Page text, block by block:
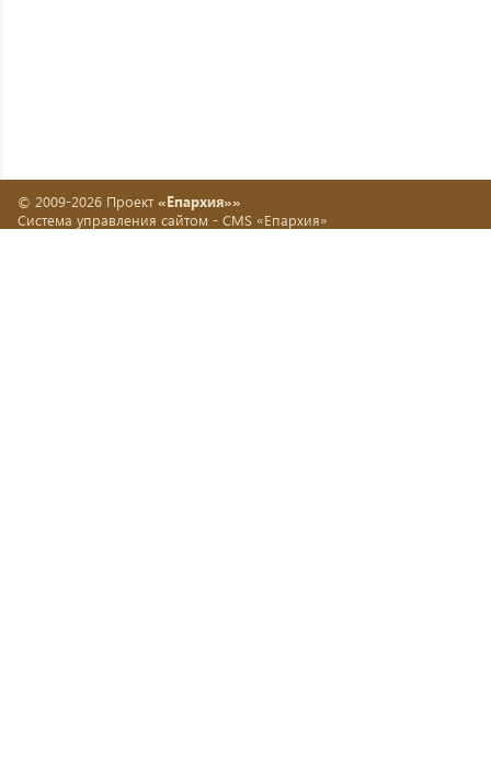
© 2009-2026 Проект «Епархия»»
Система управления сайтом - CMS «Епархия»